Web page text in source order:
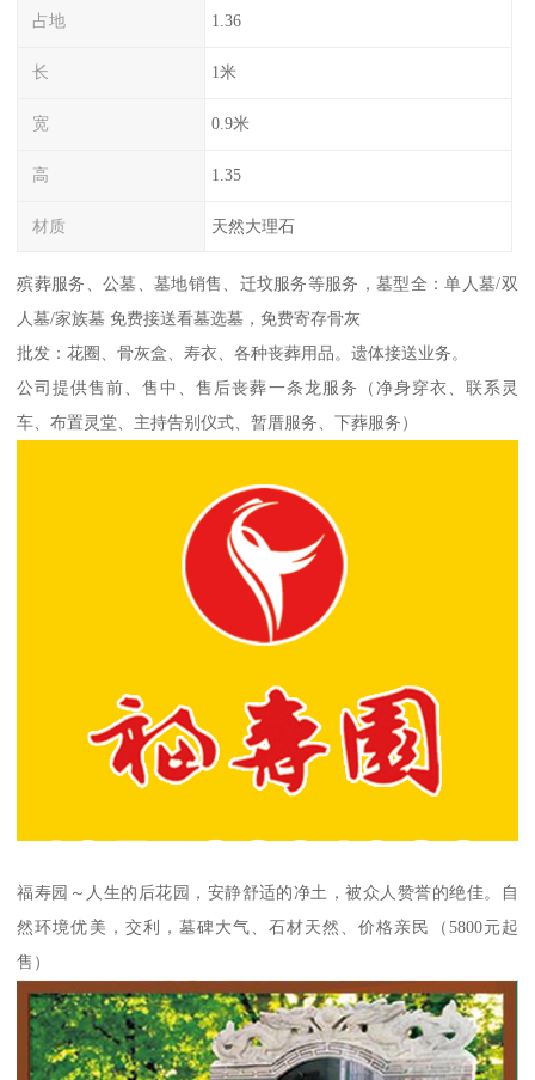
占地 1.36
长 1米
宽 0.9米
高 1.35
材质 天然大理石
殡葬服务、公墓、墓地销售、迁坟服务等服务，墓型全：单人墓/双
人墓/家族墓 免费接送看墓选墓，免费寄存骨灰
批发：花圈、骨灰盒、寿衣、各种丧葬用品。遗体接送业务。
公司提供售前、售中、售后丧葬一条龙服务（净身穿衣、联系灵
车、布置灵堂、主持告别仪式、暂厝服务、下葬服务）
福寿园～人生的后花园，安静舒适的净土，被众人赞誉的绝佳。自
然环境优美，交利，墓碑大气、石材天然、价格亲民（5800元起
售）